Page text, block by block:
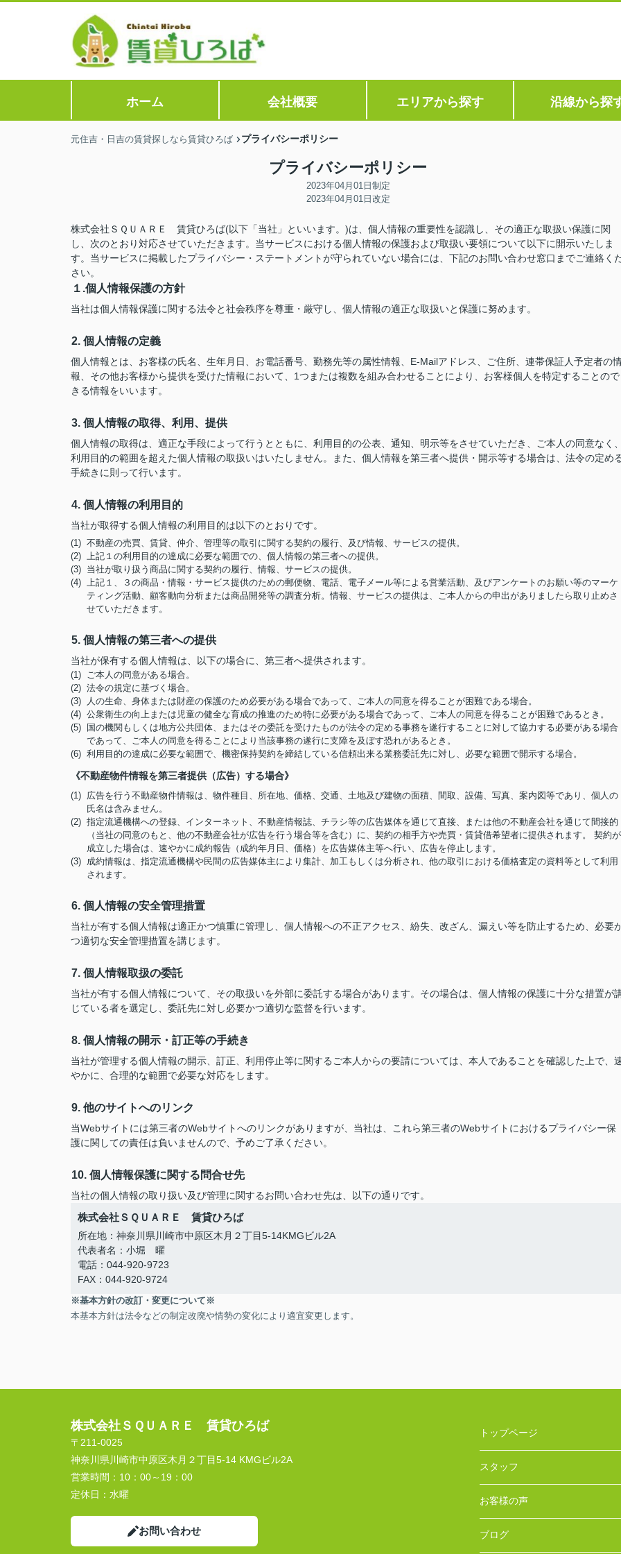
ホーム 会社概要 エリアから探す 沿線から探
元住吉・日吉の賃貸探しなら賃貸ひろば プライバシーポリシー
プライバシーポリシー
2023年04月01日制定
2023年04月01日改定
株式会社ＳＱＵＡＲＥ 賃貸ひろば(以下「当社」といいます。)は、個人情報の重要性を認識し、その適正な取扱い保護に関
し、次のとおり対応させていただきます。当サービスにおける個人情報の保護および取扱い要領について以下に開示いたしま
す。当サービスに掲載したプライバシー・ステートメントが守られていない場合には、下記のお問い合わせ窓口までご連絡く
さい。
１.個人情報保護の方針
当社は個人情報保護に関する法令と社会秩序を尊重・厳守し、個人情報の適正な取扱いと保護に努めます。
2. 個人情報の定義
個人情報とは、お客様の氏名、生年月日、お電話番号、勤務先等の属性情報、E-Mailアドレス、ご住所、連帯保証人予定者の
報、その他お客様から提供を受けた情報において、1つまたは複数を組み合わせることにより、お客様個人を特定することので
きる情報をいいます。
3. 個人情報の取得、利用、提供
個人情報の取得は、適正な手段によって行うとともに、利用目的の公表、通知、明示等をさせていただき、ご本人の同意なく
利用目的の範囲を超えた個人情報の取扱いはいたしません。また、個人情報を第三者へ提供・開示等する場合は、法令の定め
手続きに則って行います。
4. 個人情報の利用目的
当社が取得する個人情報の利用目的は以下のとおりです。
(1) 不動産の売買、賃貸、仲介、管理等の取引に関する契約の履行、及び情報、サービスの提供。
(2) 上記１の利用目的の達成に必要な範囲での、個人情報の第三者への提供。
(3) 当社が取り扱う商品に関する契約の履行、情報、サービスの提供。
(4) 上記１、３の商品・情報・サービス提供のための郵便物、電話、電子メール等による営業活動、及びアンケートのお願い等のマーケ
ティング活動、顧客動向分析または商品開発等の調査分析。情報、サービスの提供は、ご本人からの申出がありましたら取り止めさ
せていただきます。
5. 個人情報の第三者への提供
当社が保有する個人情報は、以下の場合に、第三者へ提供されます。
(1) ご本人の同意がある場合。
(2) 法令の規定に基づく場合。
(3) 人の生命、身体または財産の保護のため必要がある場合であって、ご本人の同意を得ることが困難である場合。
(4) 公衆衛生の向上または児童の健全な育成の推進のため特に必要がある場合であって、ご本人の同意を得ることが困難であるとき。
(5) 国の機関もしくは地方公共団体、またはその委託を受けたものが法令の定める事務を遂行することに対して協力する必要がある場合
であって、ご本人の同意を得ることにより当該事務の遂行に支障を及ぼす恐れがあるとき。
(6) 利用目的の達成に必要な範囲で、機密保持契約を締結している信頼出来る業務委託先に対し、必要な範囲で開示する場合。
《不動産物件情報を第三者提供（広告）する場合》
(1) 広告を行う不動産物件情報は、物件種目、所在地、価格、交通、土地及び建物の面積、間取、設備、写真、案内図等であり、個人の
氏名は含みません。
(2) 指定流通機構への登録、インターネット、不動産情報誌、チラシ等の広告媒体を通じて直接、または他の不動産会社を通じて間接的
（当社の同意のもと、他の不動産会社が広告を行う場合等を含む）に、契約の相手方や売買・賃貸借希望者に提供されます。 契約が
成立した場合は、速やかに成約報告（成約年月日、価格）を広告媒体主等へ行い、広告を停止します。
(3) 成約情報は、指定流通機構や民間の広告媒体主により集計、加工もしくは分析され、他の取引における価格査定の資料等として利用
されます。
6. 個人情報の安全管理措置
当社が有する個人情報は適正かつ慎重に管理し、個人情報への不正アクセス、紛失、改ざん、漏えい等を防止するため、必要
つ適切な安全管理措置を講じます。
7. 個人情報取扱の委託
当社が有する個人情報について、その取扱いを外部に委託する場合があります。その場合は、個人情報の保護に十分な措置が
じている者を選定し、委託先に対し必要かつ適切な監督を行います。
8. 個人情報の開示・訂正等の手続き
当社が管理する個人情報の開示、訂正、利用停止等に関するご本人からの要請については、本人であることを確認した上で、
やかに、合理的な範囲で必要な対応をします。
9. 他のサイトへのリンク
当Webサイトには第三者のWebサイトへのリンクがありますが、当社は、これら第三者のWebサイトにおけるプライバシー保
護に関しての責任は負いませんので、予めご了承ください。
10. 個人情報保護に関する問合せ先
当社の個人情報の取り扱い及び管理に関するお問い合わせ先は、以下の通りです。
株式会社ＳＱＵＡＲＥ 賃貸ひろば
所在地：神奈川県川崎市中原区木月２丁目5-14KMGビル2A
代表者名：小堀 曜
電話：044-920-9723
FAX：044-920-9724
※基本方針の改訂・変更について※
本基本方針は法令などの制定改廃や情勢の変化により適宜変更します。
株式会社ＳＱＵＡＲＥ 賃貸ひろば
〒211-0025
神奈川県川崎市中原区木月２丁目5-14 KMGビル2A
営業時間： 10：00～19：00
定休日： 水曜
お問い合わせ
トップページ
スタッフ
お客様の声
ブログ